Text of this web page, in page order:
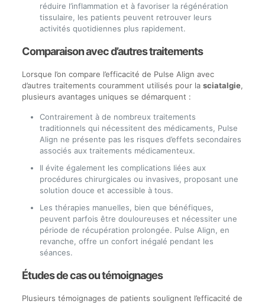
réduire l’inflammation et à favoriser la régénération
tissulaire, les patients peuvent retrouver leurs
activités quotidiennes plus rapidement.
Comparaison avec d’autres traitements
Lorsque l’on compare l’efficacité de Pulse Align avec
d’autres traitements couramment utilisés pour la sciatalgie,
plusieurs avantages uniques se démarquent :
Contrairement à de nombreux traitements
traditionnels qui nécessitent des médicaments, Pulse
Align ne présente pas les risques d’effets secondaires
associés aux traitements médicamenteux.
Il évite également les complications liées aux
procédures chirurgicales ou invasives, proposant une
solution douce et accessible à tous.
Les thérapies manuelles, bien que bénéfiques,
peuvent parfois être douloureuses et nécessiter une
période de récupération prolongée. Pulse Align, en
revanche, offre un confort inégalé pendant les
séances.
Études de cas ou témoignages
Plusieurs témoignages de patients soulignent l’efficacité de